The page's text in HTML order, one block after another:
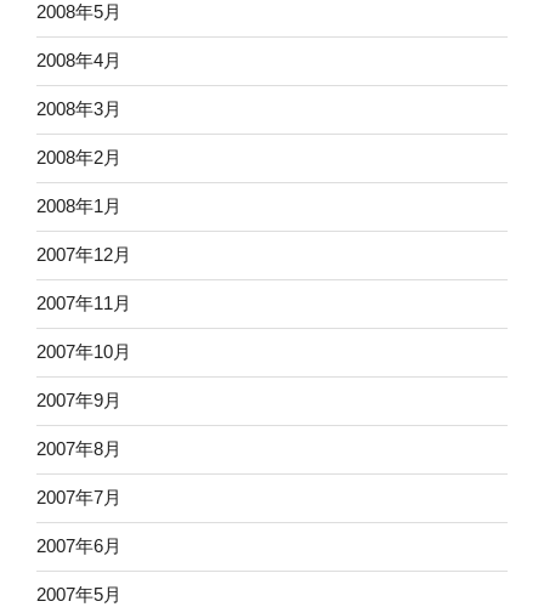
2008年5月
2008年4月
2008年3月
2008年2月
2008年1月
2007年12月
2007年11月
2007年10月
2007年9月
2007年8月
2007年7月
2007年6月
2007年5月